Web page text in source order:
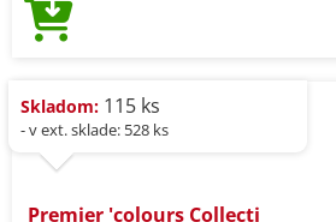
Skladom: 115 ks
- v ext. sklade: 528 ks
Premier 'colours Collecti